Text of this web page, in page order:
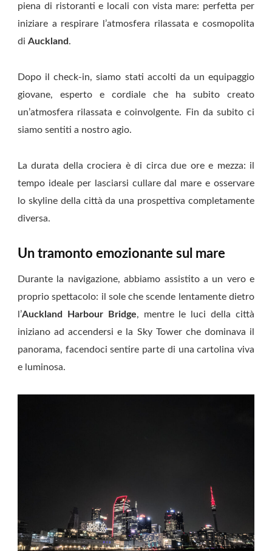
piena di ristoranti e locali con vista mare: perfetta per
iniziare a respirare l’atmosfera rilassata e cosmopolita
di Auckland.
Dopo il check-in, siamo stati accolti da un equipaggio
giovane, esperto e cordiale che ha subito creato
un’atmosfera rilassata e coinvolgente. Fin da subito ci
siamo sentiti a nostro agio.
La durata della crociera è di circa due ore e mezza: il
tempo ideale per lasciarsi cullare dal mare e osservare
lo skyline della città da una prospettiva completamente
diversa.
Un tramonto emozionante sul mare
Durante la navigazione, abbiamo assistito a un vero e
proprio spettacolo: il sole che scende lentamente dietro
l’Auckland Harbour Bridge, mentre le luci della città
iniziano ad accendersi e la Sky Tower che dominava il
panorama, facendoci sentire parte di una cartolina viva
e luminosa.